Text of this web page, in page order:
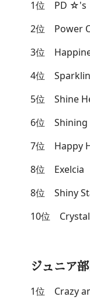
1位 PD ☆'s
2位 Power
3位
4位
5位 Shine
6位 Shining
7位 Happy
8位 Exelcia
8位 Shiny
10位 Crystal
ジュニア部
1位 Crazy